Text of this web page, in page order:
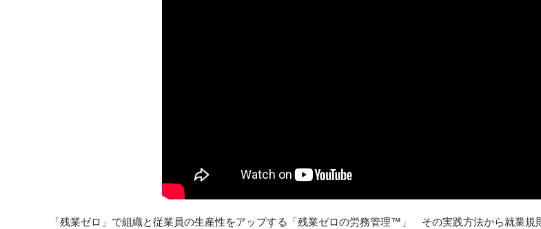
「残業ゼロ」で組織と従業員の生産性をアップする「残業ゼロの労務管理™」 その実践方法から就業規